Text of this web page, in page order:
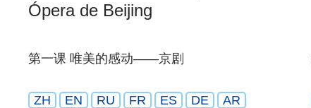
Ópera de Beijing
第一课 唯美的感动——京剧
ZH EN RU FR ES DE AR